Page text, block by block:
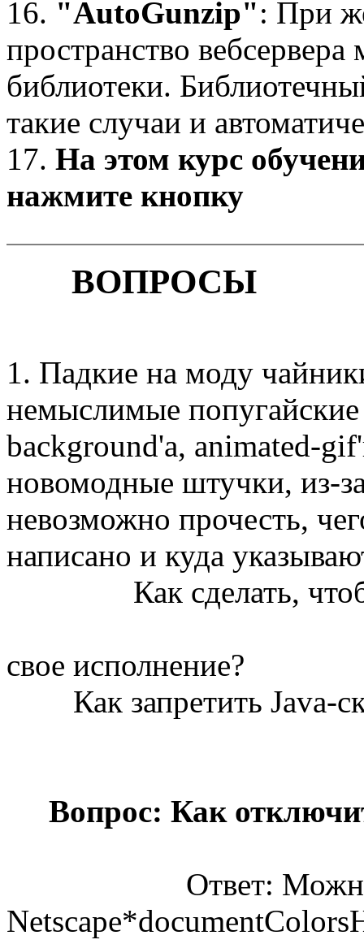
16. "AutoGunzip": При
пространство
библиотеки.
такие случаи и
17. На этом курс
нажмите кнопку
ВОПРОСЫ
1. Падкие на моду
немыслимые попугайские
background'а, animated-
новомодные штучки, из-
невозможно прочесть,
написано и куда
Как сделать,
свое исполнение?
Как запретить Java-
Вопрос: Как
Ответ: